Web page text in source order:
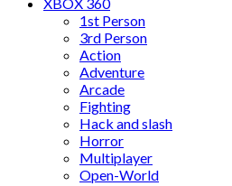
1st Person
3rd Person
Action
Adventure
Arcade
Fighting
Hack and slash
Horror
Multiplayer
Open-World